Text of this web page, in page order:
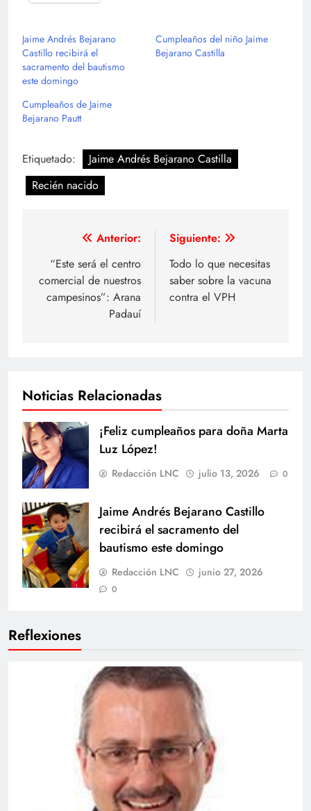
Reflexiones
Jaime Andrés Bejarano
Castillo recibirá el
sacramento del bautismo
este domingo
Cumpleaños del niño Jaime
Bejarano Castilla
Cumpleaños de Jaime
Bejarano Pautt
Etiquetado:
Jaime Andrés Bejarano Castilla
Recién nacido
Navegación
de
entradas
Anterior:
“Este será el centro
comercial de nuestros
campesinos”: Arana
Padauí
Siguiente:
Todo lo que necesitas
saber sobre la vacuna
contra el VPH
Noticias Relacionadas
¡Feliz cumpleaños para doña Marta
Luz López!
Redacción LNC julio 13, 2026 0
Jaime Andrés Bejarano Castillo
recibirá el sacramento del
bautismo este domingo
Redacción LNC junio 27, 2026
0